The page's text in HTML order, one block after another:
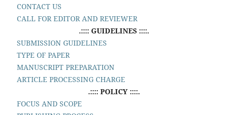
CONTACT US
CALL FOR EDITOR AND REVIEWER
.:::: GUIDELINES ::::.
SUBMISSION GUIDELINES
TYPE OF PAPER
MANUSCRIPT PREPARATION
ARTICLE PROCESSING CHARGE
.:::: POLICY ::::.
FOCUS AND SCOPE